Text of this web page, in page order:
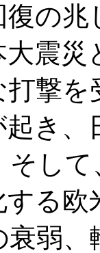
の
震
撃
き
そし
る
衰弱